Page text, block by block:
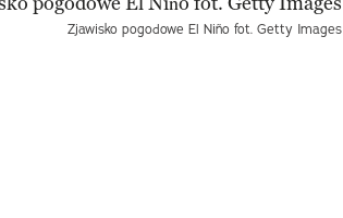
Zjawisko pogodowe El Niño fot. Getty Images